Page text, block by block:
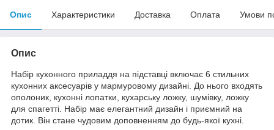
Опис Характеристики Доставка Оплата Умови
Опис
Набір кухонного приладдя на підставці включає 6 стильних
кухонних аксесуарів у мармуровому дизайні. До нього входять
ополоник, кухонні лопатки, кухарську ложку, шумівку, ложку
для спагетті. Набір має елегантний дизайн і приємний на
дотик. Він стане чудовим доповненням до будь-якої кухні.